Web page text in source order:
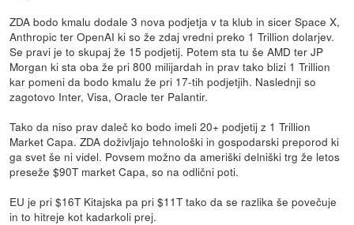
ZDA bodo kmalu dodale 3 nova podjetja v ta klub in sicer Space X,
Anthropic ter OpenAI ki so že zdaj vredni preko 1 Trillion dolarjev.
Se pravi je to skupaj že 15 podjetij. Potem sta tu še AMD ter JP
Morgan ki sta oba že pri 800 milijardah in prav tako blizi 1 Trillion
kar pomeni da bodo kmalu že pri 17-tih podjetjih. Naslednji so
zagotovo Inter, Visa, Oracle ter Palantir.
Tako da niso prav daleč ko bodo imeli 20+ podjetij z 1 Trillion
Market Capa. ZDA doživljajo tehnološki in gospodarski preporod ki
ga svet še ni videl. Povsem možno da ameriški delniški trg že letos
preseže $90T market Capa, so na odlični poti.
EU je pri $16T Kitajska pa pri $11T tako da se razlika še povečuje
in to hitreje kot kadarkoli prej.